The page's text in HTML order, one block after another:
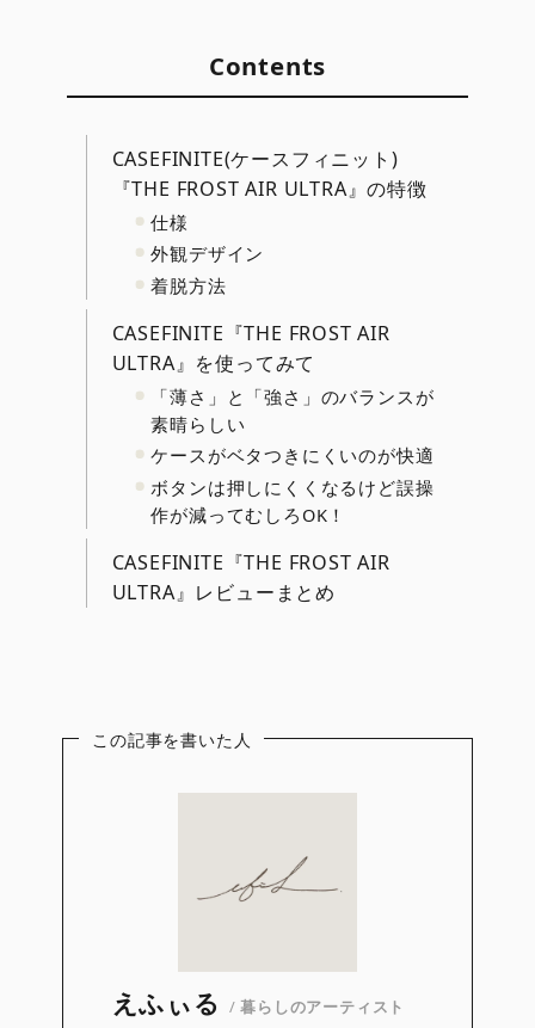
Contents
CASEFINITE(ケースフィニット)
『THE FROST AIR ULTRA』の特徴
仕様
外観デザイン
着脱方法
CASEFINITE『THE FROST AIR
ULTRA』を使ってみて
「薄さ」と「強さ」のバランスが
素晴らしい
ケースがベタつきにくいのが快適
ボタンは押しにくくなるけど誤操
作が減ってむしろOK！
CASEFINITE『THE FROST AIR
ULTRA』レビューまとめ
この記事を書いた人
えふぃる /暮らしのアーティスト